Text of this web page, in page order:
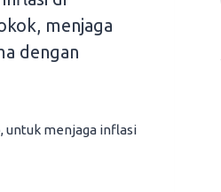
menjaga
dengan
untuk menjaga inflasi